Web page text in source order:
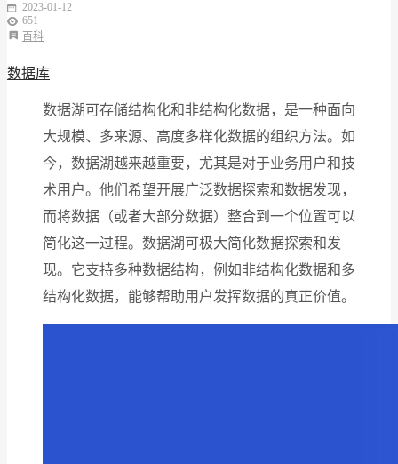
2023-01-12
651
百科
数据库
数据湖可存储结构化和非结构化数据，是一种面向
大规模、多来源、高度多样化数据的组织方法。如
今，数据湖越来越重要，尤其是对于业务用户和技
术用户。他们希望开展广泛数据探索和数据发现，
而将数据（或者大部分数据）整合到一个位置可以
简化这一过程。数据湖可极大简化数据探索和发
现。它支持多种数据结构，例如非结构化数据和多
结构化数据，能够帮助用户发挥数据的真正价值。